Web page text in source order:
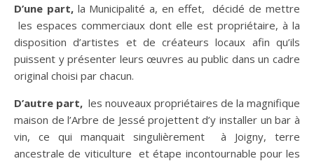
D’une part,la Municipalité a, en effet, décidé de mettre
les espaces commerciaux dont elle est propriétaire, à la
disposition d’artistes et de créateurs locaux afin qu’ils
puissent y présenter leurs œuvres au public dans un cadre
original choisi par chacun.
D’autre part, les nouveaux propriétaires de la magnifique
maison de l’Arbre de Jessé projettent d’y installer un bar à
vin, ce qui manquait singulièrement à Joigny, terre
ancestrale de viticulture et étape incontournable pour les